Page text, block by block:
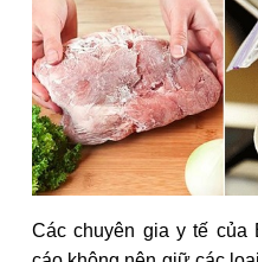
Các chuyên gia y tế của